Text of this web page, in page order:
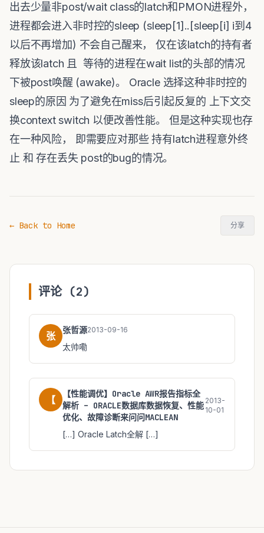
出去少量非post/wait class的latch和PMON进程外，
进程都会进入非时控的sleep (sleep[1]..[sleep[i] i到4
以后不再增加) 不会自己醒来， 仅在该latch的持有者
释放该latch 且 等待的进程在wait list的头部的情况
下被post唤醒 (awake)。 Oracle 选择这种非时控的
sleep的原因 为了避免在miss后引起反复的 上下文交
换context switch 以便改善性能。 但是这种实现也存
在一种风险， 即需要应对那些 持有latch进程意外终
止 和 存在丢失 post的bug的情况。
← Back to Home 分享
评论 (2)
张 张哲源2013-09-16
太帅嘞
【
【性能调优】Oracle AWR报告指标全
解析 – ORACLE数据库数据恢复、性能
优化、故障诊断来问问MACLEAN
2013-
10-01
[…] Oracle Latch全解 […]